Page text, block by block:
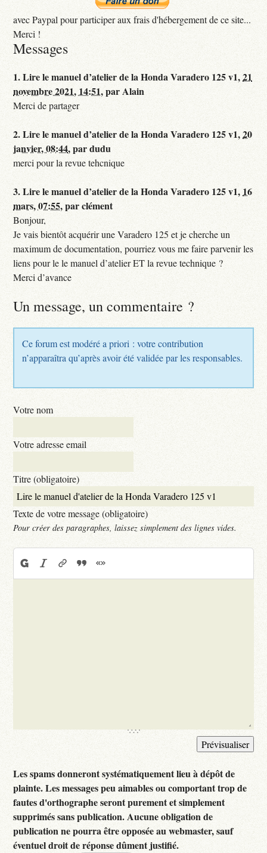
avec Paypal pour participer aux frais d'hébergement de ce site...
Merci !
Messages
1.Lire le manuel d’atelier de la Honda Varadero 125 v1,21
novembre 2021, 14:51,parAlain
Merci de partager
2.Lire le manuel d’atelier de la Honda Varadero 125 v1,20
janvier, 08:44,pardudu
merci pour la revue tehcnique
3.Lire le manuel d’atelier de la Honda Varadero 125 v1, 16
mars, 07:55,parclément
Bonjour,
Je vais bientôt acquérir une Varadero 125 et je cherche un
maximum de documentation, pourriez vous me faire parvenir les
liens pour le le manuel d’atelier ET la revue technique ?
Merci d’avance
Un message, un commentaire ?
Ce forum est modéré a priori : votre contribution
n’apparaîtra qu’après avoir été validée par les responsables.
Votre nom
Votre adresse email
Titre (obligatoire)
Texte de votre message (obligatoire)
Pour créer des paragraphes, laissez simplement des lignes vides.
Les spams donneront systématiquement lieu à dépôt de
plainte. Les messages peu aimables ou comportant trop de
fautes d'orthographe seront purement et simplement
supprimés sans publication. Aucune obligation de
publication ne pourra être opposée au webmaster, sauf
éventuel droit de réponse dûment justifié.